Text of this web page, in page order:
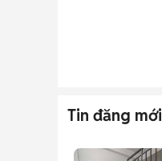
Tin đăng mới